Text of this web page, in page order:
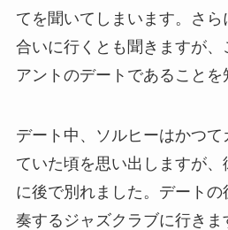
てを聞いてしまいます。さ
合いに行くとも聞きますが、
アントのデートであることを
デート中、ソルヒーはかつ
ていた頃を思い出しますが
に後で別れました。デート
奏するジャズクラブに行き